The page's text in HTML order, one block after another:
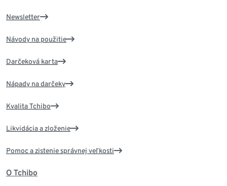
Newsletter
Návody na použitie
Darčeková karta
Nápady na darčeky
Kvalita Tchibo
Likvidácia a zloženie
Pomoc a zistenie správnej veľkosti
O Tchibo